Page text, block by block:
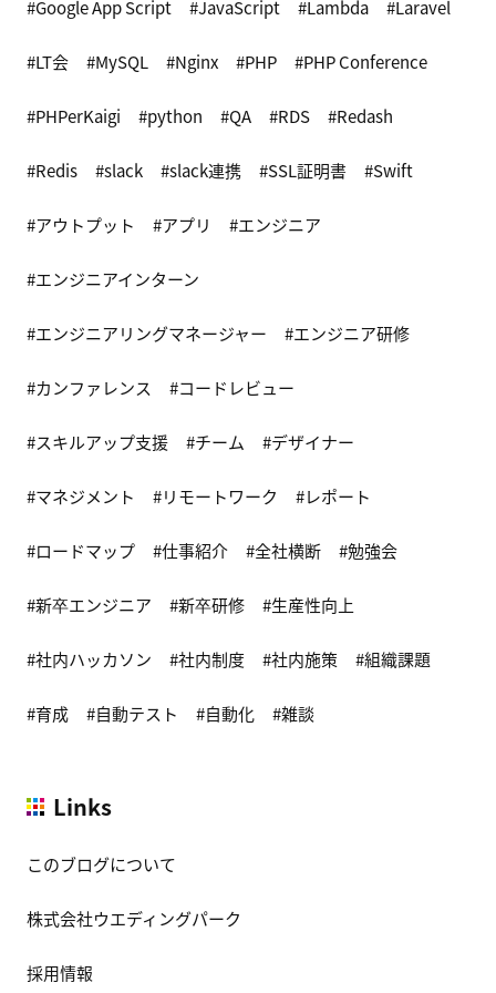
Google App Script JavaScript Lambda Laravel
LT会 MySQL Nginx PHP PHP Conference
PHPerKaigi python QA RDS Redash
Redis slack slack連携 SSL証明書 Swift
アウトプット アプリ エンジニア
エンジニアインターン
エンジニアリングマネージャー エンジニア研修
カンファレンス コードレビュー
スキルアップ支援 チーム デザイナー
マネジメント リモートワーク レポート
ロードマップ 仕事紹介 全社横断 勉強会
新卒エンジニア 新卒研修 生産性向上
社内ハッカソン 社内制度 社内施策 組織課題
育成 自動テスト 自動化 雑談
Links
このブログについて
株式会社ウエディングパーク
採用情報